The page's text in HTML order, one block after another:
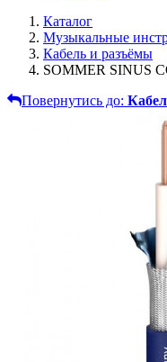
Каталог
Музыкальные
Кабель и разъёмы
SOMMER SINUS
Повернутись до: